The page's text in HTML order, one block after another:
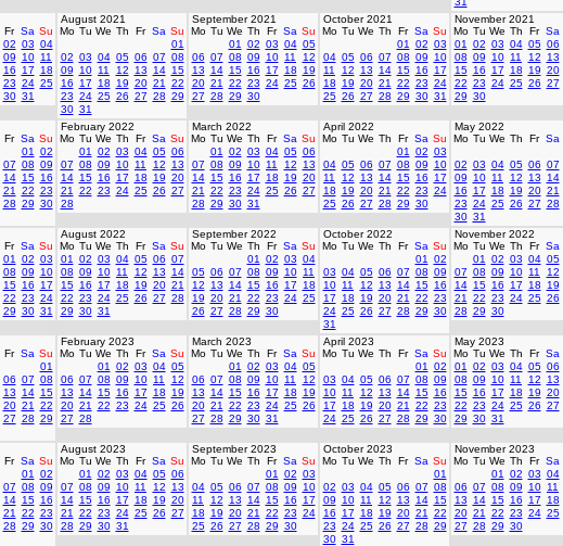
Fr Sa Su
02 03 04
09 10 11
16 17
18
23 24 25
30 31
August 2021
Mo Tu We Th Fr Sa Su
01
02 03 04 05 06 07 08
09
10 11 12 13 14 15
16
17 18 19 20 21
22
23 24 25 26 27 28 29
30 31
September 2021
Mo Tu We Th Fr Sa Su
01
02 03 04 05
06 07 08 09 10 11
12
13
14 15 16 17 18
19
20 21 22 23 24 25 26
27 28 29 30
October 2021
Mo Tu We Th Fr Sa Su
01
02 03
04 05 06 07 08 09
10
11
12 13 14 15 16
17
18
19 20 21 22 23 24
25 26 27 28 29 30 31
November 2021
Mo Tu We Th Fr Sa
01
02 03 04 05 06
08 09 10 11 12 13
15 16 17 18 19 20
22 23 24 25 26 27
29 30
Fr Sa Su
01
02
07 08 09
14 15 16
21 22 23
28 29 30
February 2022
Mo Tu We Th Fr Sa Su
01
02 03 04 05 06
07 08 09 10 11 12
13
14 15 16 17 18 19 20
21
22 23 24 25 26 27
28
March 2022
Mo Tu We Th Fr Sa Su
01
02 03 04 05 06
07 08 09 10 11 12
13
14 15 16 17 18 19 20
21
22 23 24 25 26 27
28 29 30 31
April 2022
Mo Tu We Th Fr Sa Su
01
02 03
04 05 06 07 08 09
10
11
12 13 14 15 16
17
18
19 20 21 22 23 24
25 26 27 28 29 30
May 2022
Mo Tu We Th Fr Sa
02 03 04 05 06 07
09
10 11 12 13 14
16
17 18 19 20 21
23 24 25 26 27 28
30 31
Fr Sa Su
01
02 03
08 09
10
15 16
17
22 23 24
29 30 31
August 2022
Mo Tu We Th Fr Sa Su
01
02 03 04 05 06 07
08 09 10 11 12 13
14
15 16 17 18 19 20 21
22 23 24 25 26 27 28
29 30 31
September 2022
Mo Tu We Th Fr Sa Su
01
02 03 04
05 06 07 08 09 10 11
12
13 14 15 16 17
18
19 20 21 22 23 24 25
26 27 28 29 30
October 2022
Mo Tu We Th Fr Sa Su
01
02
03 04 05 06 07 08 09
10 11 12 13 14 15 16
17
18 19 20 21 22 23
24 25 26 27 28 29 30
31
November 2022
Mo Tu We Th Fr Sa
01
02 03 04 05
07 08 09 10 11 12
14 15 16 17 18 19
21
22 23 24 25 26
28 29 30
Fr Sa Su
01
06 07 08
13 14 15
20 21
22
27 28 29
February 2023
Mo Tu We Th Fr Sa Su
01
02 03 04 05
06 07 08 09 10 11
12
13
14 15 16 17 18
19
20 21 22 23 24 25 26
27 28
March 2023
Mo Tu We Th Fr Sa Su
01
02 03 04 05
06 07 08 09 10 11
12
13
14 15 16 17 18
19
20 21 22 23 24 25 26
27 28 29 30 31
April 2023
Mo Tu We Th Fr Sa Su
01
02
03 04 05 06 07 08 09
10 11 12 13 14 15 16
17
18 19 20 21 22 23
24 25 26 27 28 29 30
May 2023
Mo Tu We Th Fr Sa
01
02 03 04 05 06
08 09 10 11 12 13
15 16 17 18 19 20
22 23 24 25 26 27
29 30 31
Fr Sa Su
01
02
07 08 09
14 15 16
21 22 23
28 29 30
August 2023
Mo Tu We Th Fr Sa Su
01
02 03 04 05 06
07 08 09 10 11 12
13
14 15 16 17 18 19 20
21
22 23 24 25 26 27
28 29 30 31
September 2023
Mo Tu We Th Fr Sa Su
01
02 03
04 05 06 07 08 09
10
11
12 13 14 15 16
17
18
19 20 21 22 23 24
25 26 27 28 29 30
October 2023
Mo Tu We Th Fr Sa Su
01
02 03 04 05 06 07 08
09
10 11 12 13 14 15
16
17 18 19 20 21
22
23 24 25 26 27 28 29
30 31
November 2023
Mo Tu We Th Fr Sa
01
02 03 04
06 07 08 09 10 11
13
14 15 16 17 18
20 21 22 23 24 25
27 28 29 30